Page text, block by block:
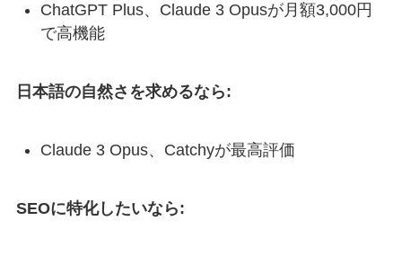
ChatGPT Plus、Claude 3 Opusが月額3,000円
で高機能
日本語の自然さを求めるなら:
Claude 3 Opus、Catchyが最高評価
SEOに特化したいなら: